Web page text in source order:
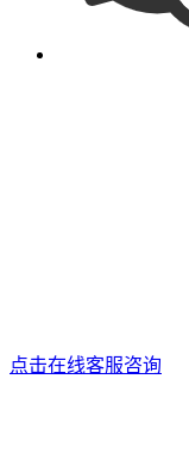
点击在线客服咨询